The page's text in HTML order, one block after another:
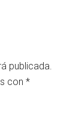
publicada.
con*